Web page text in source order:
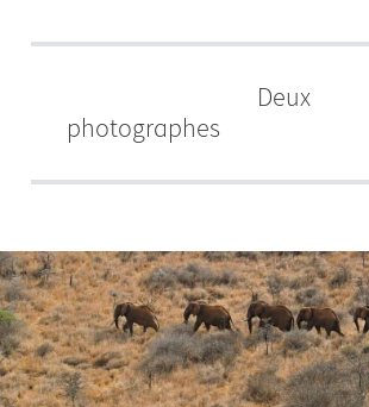
Deux
photographes